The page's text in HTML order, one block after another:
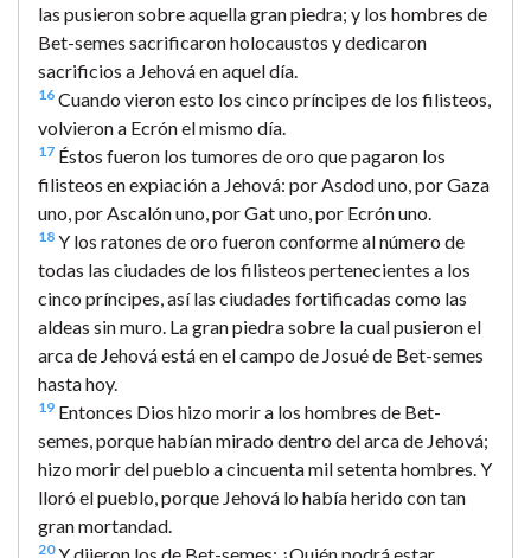
las pusieron sobre aquella gran piedra; y los hombres de
Bet-semes sacrificaron holocaustos y dedicaron
sacrificios a Jehová en aquel día.
16 Cuando vieron esto los cinco príncipes de los filisteos,
volvieron a Ecrón el mismo día.
17 Éstos fueron los tumores de oro que pagaron los
filisteos en expiación a Jehová: por Asdod uno, por Gaza
uno, por Ascalón uno, por Gat uno, por Ecrón uno.
18 Y los ratones de oro fueron conforme al número de
todas las ciudades de los filisteos pertenecientes a los
cinco príncipes, así las ciudades fortificadas como las
aldeas sin muro. La gran piedra sobre la cual pusieron el
arca de Jehová está en el campo de Josué de Bet-semes
hasta hoy.
19 Entonces Dios hizo morir a los hombres de Bet-
semes, porque habían mirado dentro del arca de Jehová;
hizo morir del pueblo a cincuenta mil setenta hombres. Y
lloró el pueblo, porque Jehová lo había herido con tan
gran mortandad.
20Y dijeron los de Bet-semes: ¿Quién podrá estar